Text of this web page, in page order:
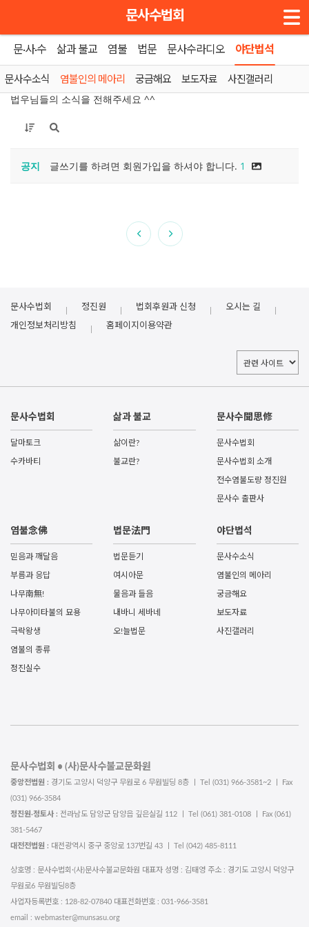
메뉴 건너뛰기
문사수법회
문·사·수 삶과 불교 염불 법문 문사수라디오 야단법석
문사수소식 염불인의 메아리 궁금해요 보도자료 사진갤러리
홈 »염불인의 메아리
법우님들의 소식을 전해주세요 ^^
공지 글쓰기를 하려면 회원가입을 하셔야 합니다. 1
문사수법회 정진원 법회후원과 신청 오시는 길
개인정보처리방침 홈페이지이용약관
문사수법회
달마토크
수카바티
삶과 불교
삶이란?
불교란?
문사수聞思修
문사수법회
문사수법회 소개
전수염불도량 정진원
문사수 출판사
염불念佛
믿음과 깨달음
부름과 응답
나무南無!
나무아미타불의 묘용
극락왕생
염불의 종류
정진실수
법문法門
법문듣기
여시아문
물음과 들음
내바니 세바네
오!늘법문
야단법석
문사수소식
염불인의 메아리
궁금해요
보도자료
사진갤러리
문사수법회 • (사)문사수불교문화원
중앙전법원 : 경기도 고양시 덕양구 무원로 6 무원빌딩 8층 ㅣ Tel (031) 966-3581~2 ㅣ Fax
(031) 966-3584
정진원·정토사 : 전라남도 담양군 담양읍 깊은실길 112 ㅣ Tel (061) 381-0108 ㅣ Fax (061)
381-5467
대전전법원 : 대전광역시 중구 중앙로 137번길 43 ㅣ Tel (042) 485-8111
상호명 : 문사수법회·(사)문사수불교문화원 대표자 성명 : 김태영 주소 : 경기도 고양시 덕양구
무원로6 무원빌딩8층
사업자등록번호 : 128-82-07840 대표전화번호 : 031-966-3581
email : webmaster@munsasu.org